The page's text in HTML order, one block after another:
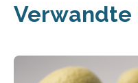
Verwandte